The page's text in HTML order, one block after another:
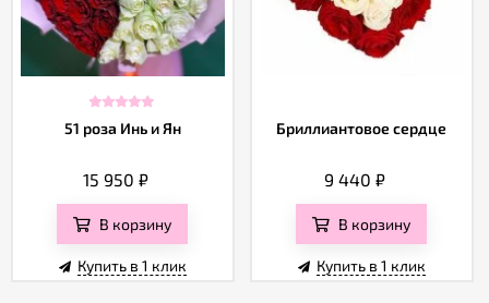
51 роза Инь и Ян
15 950₽
В корзину
Купить в 1 клик
Бриллиантовое сердце
9 440₽
В корзину
Купить в 1 клик